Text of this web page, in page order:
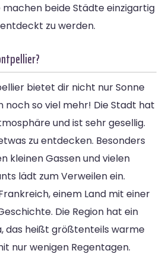
machen beide Städte einzigartig
zu werden.
bietet dir nicht nur Sonne
noch so viel mehr! Die Stadt hat
und ist sehr gesellig.
zu entdecken. Besonders
kleinen Gassen und vielen
lädt zum Verweilen ein.
einem Land mit einer
Die Region hat ein
das heißt größtenteils warme
nur wenigen Regentagen.